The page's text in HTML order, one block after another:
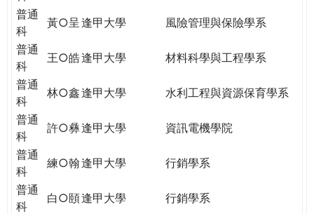
普通
科
黃○呈 逢甲大學
風險管理與保險學系
普通
科
王○皓逢甲大學
材料科學與工程學系
普通
科
林○鑫逢甲大學
水利工程與資源保育學系
普通
科
許○彝逢甲大學
資訊電機學院
普通
科
練○翰逢甲大學
行銷學系
普通
科
白○頤逢甲大學
行銷學系